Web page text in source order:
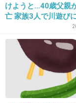
妊娠高血圧になったり
妊娠糖尿病になる人は
食べすぎ？
けようと…40歳父親
亡 家族3人で川遊び